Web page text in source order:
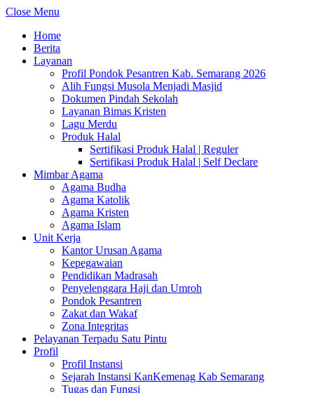
Close Menu
Home
Berita
Layanan
Profil Pondok Pesantren Kab. Semarang 2026
Alih Fungsi Musola Menjadi Masjid
Dokumen Pindah Sekolah
Layanan Bimas Kristen
Lagu Merdu
Produk Halal
Sertifikasi Produk Halal | Reguler
Sertifikasi Produk Halal | Self Declare
Mimbar Agama
Agama Budha
Agama Katolik
Agama Kristen
Agama Islam
Unit Kerja
Kantor Urusan Agama
Kepegawaian
Pendidikan Madrasah
Penyelenggara Haji dan Umroh
Pondok Pesantren
Zakat dan Wakaf
Zona Integritas
Pelayanan Terpadu Satu Pintu
Profil
Profil Instansi
Sejarah Instansi KanKemenag Kab Semarang
Tugas dan Fungsi